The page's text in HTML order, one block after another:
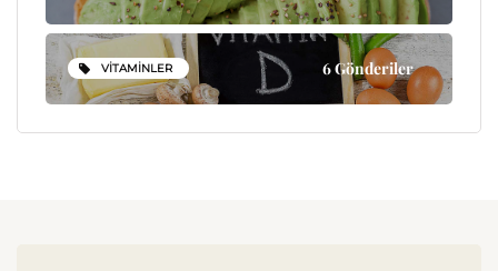
VITAMINLER 6 Gönderiler